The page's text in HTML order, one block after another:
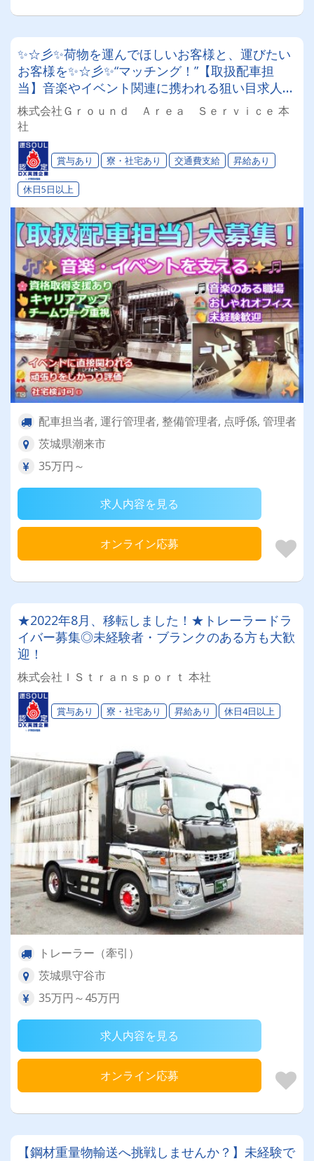
✨☆彡✨荷物を運んでほしいお客様と、運びたい
お客様を✨☆彡✨“マッチング！”【取扱配車担
当】音楽やイベント関連に携われる狙い目求人！
＃賞与あり＃昇給あり＃高収入＃きれいなオフィ
ス＃社宅検討可
株式会社Ｇｒｏｕｎｄ Ａｒｅａ Ｓｅｒｖｉｃｅ 本
社
賞与あり 寮・社宅あり 交通費支給 昇給あり
休日5日以上
配車担当者, 運行管理者, 整備管理者, 点呼係, 管理者
茨城県潮来市
35万円～
求人内容を見る
オンライン応募
★2022年8月、移転しました！★トレーラードラ
イバー募集◎未経験者・ブランクのある方も大歓
迎！
株式会社ＩＳｔｒａｎｓｐｏｒｔ 本社
賞与あり 寮・社宅あり 昇給あり 休日4日以上
トレーラー（牽引）
茨城県守谷市
35万円～45万円
求人内容を見る
オンライン応募
【鋼材重量物輸送へ挑戦しませんか？】未経験で